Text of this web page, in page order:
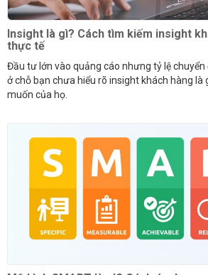
Insight là gì? Cách tìm kiếm insight
thực tế
Đầu tư lớn vào quảng cáo nhưng tỷ lệ
ở chỗ bạn chưa hiểu rõ insight khách hàng là
muốn của họ.